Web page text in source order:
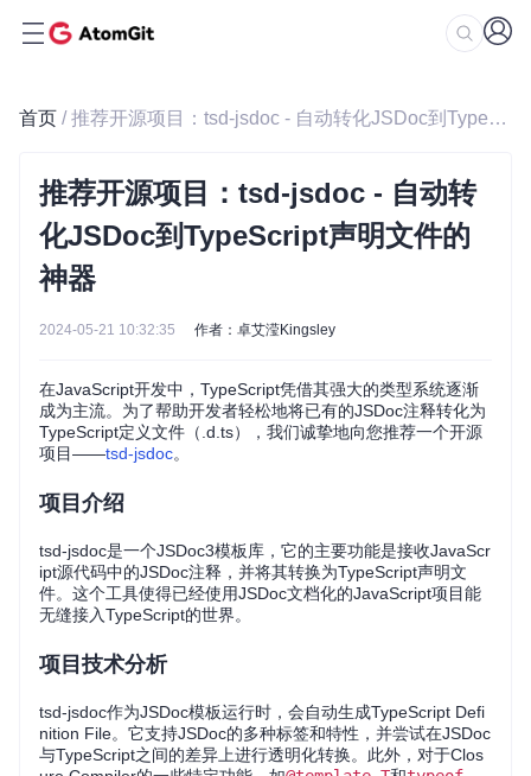
首页 / 推荐开源项目：tsd-jsdoc - 自动转化JSDoc到TypeScript声明文件的神器
推荐开源项目：tsd-jsdoc - 自动转
化JSDoc到TypeScript声明文件的
神器
2024-05-21 10:32:35 作者：卓艾滢Kingsley
在JavaScript开发中，TypeScript凭借其强大的类型系统逐渐
成为主流。为了帮助开发者轻松地将已有的JSDoc注释转化为
TypeScript定义文件（.d.ts），我们诚挚地向您推荐一个开源
项目——tsd-jsdoc。
项目介绍
tsd-jsdoc是一个JSDoc3模板库，它的主要功能是接收JavaScr
ipt源代码中的JSDoc注释，并将其转换为TypeScript声明文
件。这个工具使得已经使用JSDoc文档化的JavaScript项目能
无缝接入TypeScript的世界。
项目技术分析
tsd-jsdoc作为JSDoc模板运行时，会自动生成TypeScript Defi
nition File。它支持JSDoc的多种标签和特性，并尝试在JSDoc
与TypeScript之间的差异上进行透明化转换。此外，对于Clos